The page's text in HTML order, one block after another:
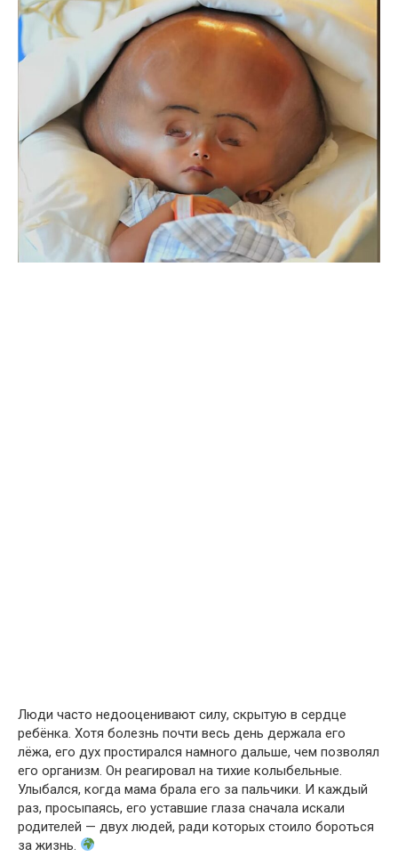
Люди часто недооценивают силу, скрытую в сердце
ребёнка. Хотя болезнь почти весь день держала его
лёжа, его дух простирался намного дальше, чем позволял
его организм. Он реагировал на тихие колыбельные.
Улыбался, когда мама брала его за пальчики. И каждый
раз, просыпаясь, его уставшие глаза сначала искали
родителей — двух людей, ради которых стоило бороться
за жизнь.